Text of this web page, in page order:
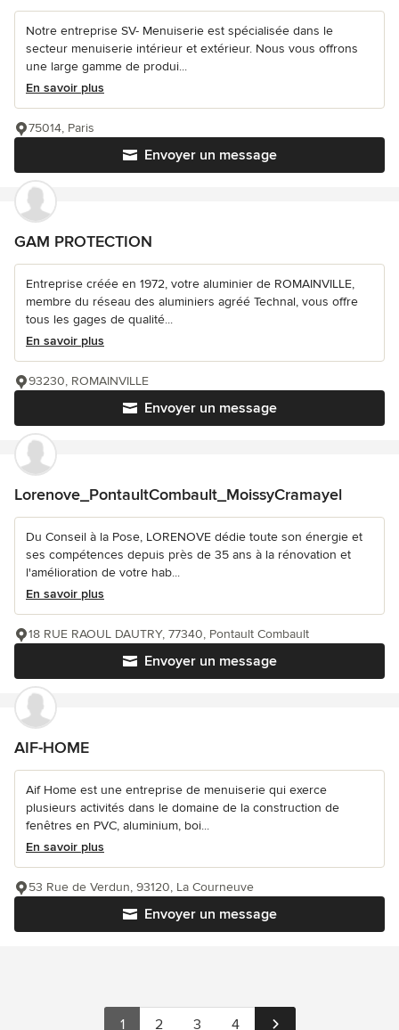
Notre entreprise SV- Menuiserie est spécialisée dans le
secteur menuiserie intérieur et extérieur. Nous vous offrons
une large gamme de produi...
En savoir plus
Envoyer un message
75014, Paris
GAM PROTECTION
Entreprise créée en 1972, votre aluminier de ROMAINVILLE,
membre du réseau des aluminiers agréé Technal, vous offre
tous les gages de qualité...
En savoir plus
Envoyer un message
93230, ROMAINVILLE
Lorenove_PontaultCombault_MoissyCramayel
Du Conseil à la Pose, LORENOVE dédie toute son énergie et
ses compétences depuis près de 35 ans à la rénovation et
l'amélioration de votre hab...
En savoir plus
Envoyer un message
18 RUE RAOUL DAUTRY, 77340, Pontault Combault
AIF-HOME
Aif Home est une entreprise de menuiserie qui exerce
plusieurs activités dans le domaine de la construction de
fenêtres en PVC, aluminium, boi...
En savoir plus
Envoyer un message
53 Rue de Verdun, 93120, La Courneuve
1 2 3 4